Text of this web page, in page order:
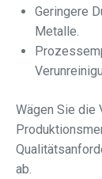
Geringere
Metalle.
Wägen Sie die
ab.